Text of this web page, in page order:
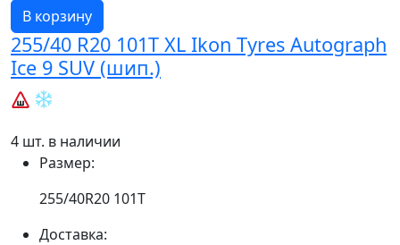
В корзину
255/40 R20 101T XL Ikon Tyres Autograph
Ice 9 SUV (шип.)
4 шт. в наличии
Размер:
255/40R20 101T
Доставка: